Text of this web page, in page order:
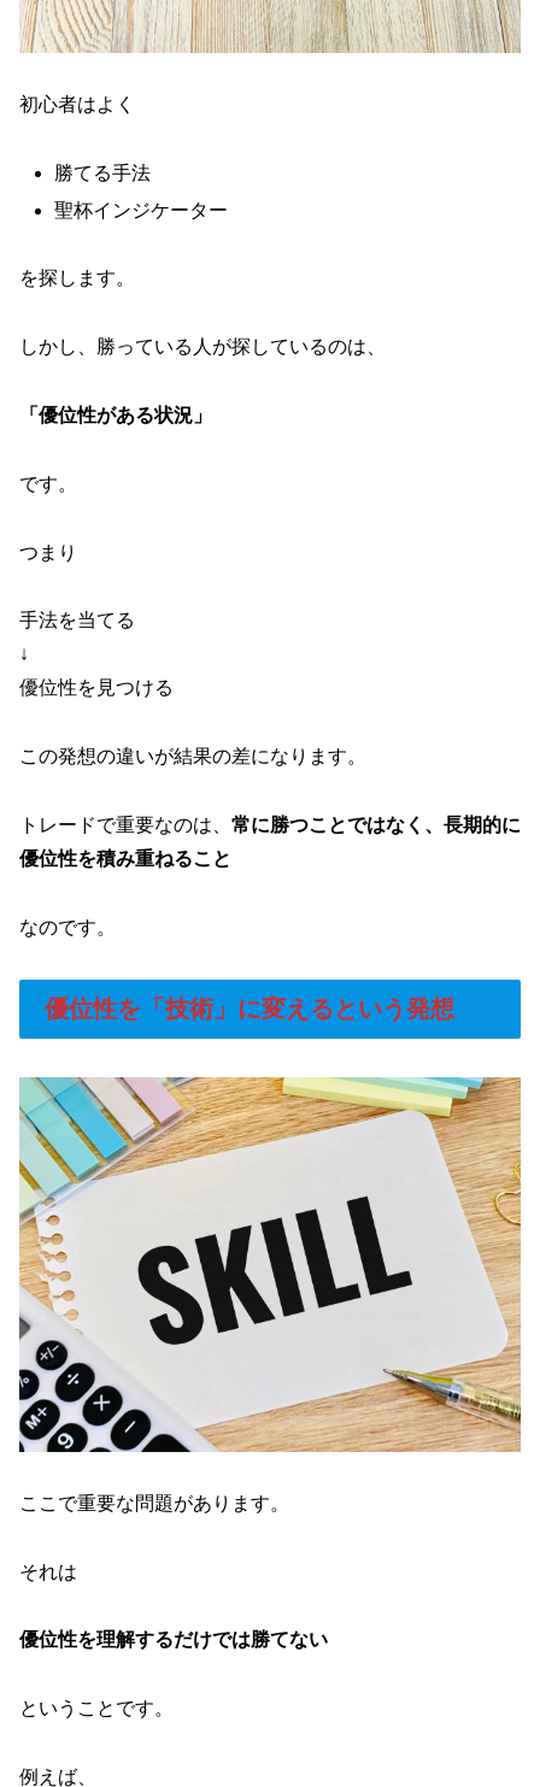
初心者はよく
勝てる手法
聖杯インジケーター
を探します。
しかし、勝っている人が探しているのは、
「優位性がある状況」
です。
つまり
手法を当てる
↓
優位性を見つける
この発想の違いが結果の差になります。
トレードで重要なのは、 常に勝つことではなく、長期的に
優位性を積み重ねること
なのです。
優位性を「技術」に変えるという発想
ここで重要な問題があります。
それは
優位性を理解するだけでは勝てない
ということです。
例えば、